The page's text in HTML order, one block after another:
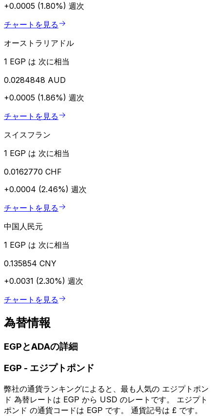
+0.0005 (1.80%) 週次
チャートを見る
オーストラリアドル
1 EGP は 次に相当
0.0284848 AUD
+0.0005 (1.86%) 週次
チャートを見る
スイスフラン
1 EGP は 次に相当
0.0162770 CHF
+0.0004 (2.46%) 週次
チャートを見る
中国人民元
1 EGP は 次に相当
0.135854 CNY
+0.0031 (2.30%) 週次
チャートを見る
為替情報
EGPとADAの詳細
EGP - エジプトポンド
弊社の通貨ランキングによると、最も人気の エジプトポン
ド 為替レートは EGP から USD のレートです。 エジプト
ポンド の通貨コードは EGP です。 通貨記号は £ です。